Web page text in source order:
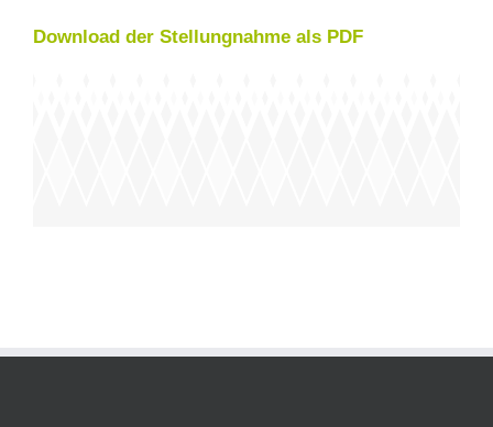
Download der Stellungnahme als PDF